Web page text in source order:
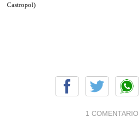
Castropol)
1 COMENTARIO